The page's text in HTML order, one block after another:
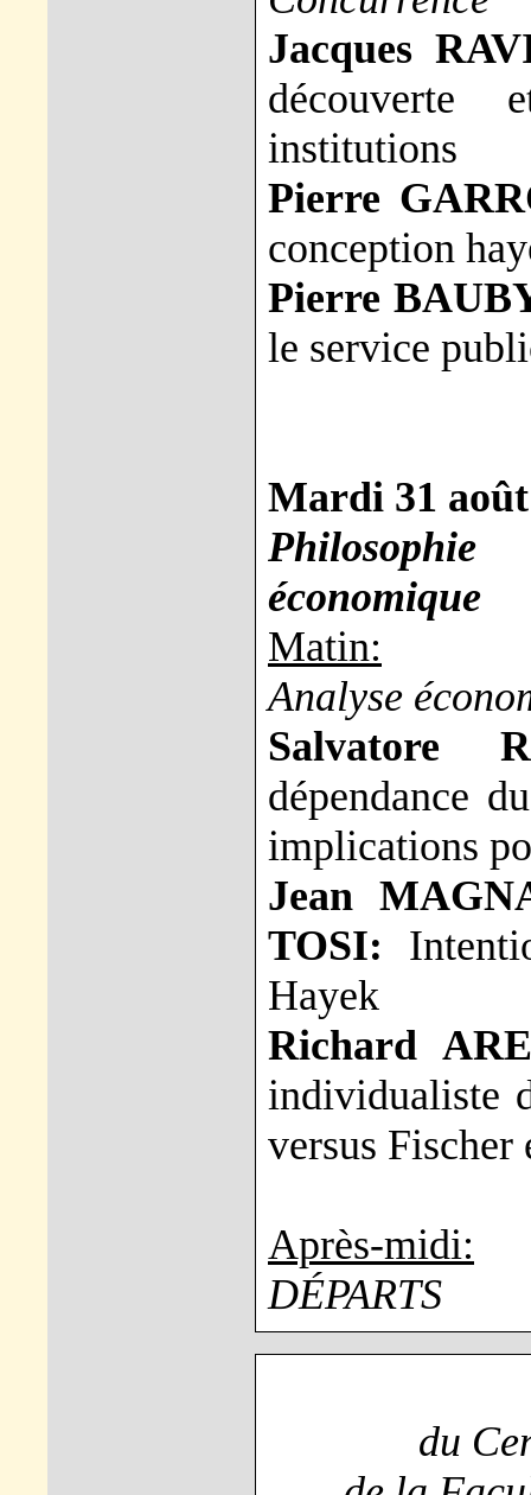
Jacques
découverte
institutions
Pierre
conception
Pierre
le service
Mardi 31 août
économique
Matin:
Analyse
Salvatore
dépendance
implications
Jean
TOSI:
Hayek
Richard
individualiste
versus Fischer
Après-midi:
DÉPARTS
du